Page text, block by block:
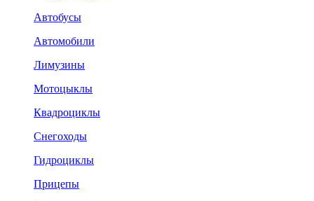
Автобусы
Автомобили
Лимузины
Мотоцыклы
Квадроциклы
Снегоходы
Гидроциклы
Прицепы